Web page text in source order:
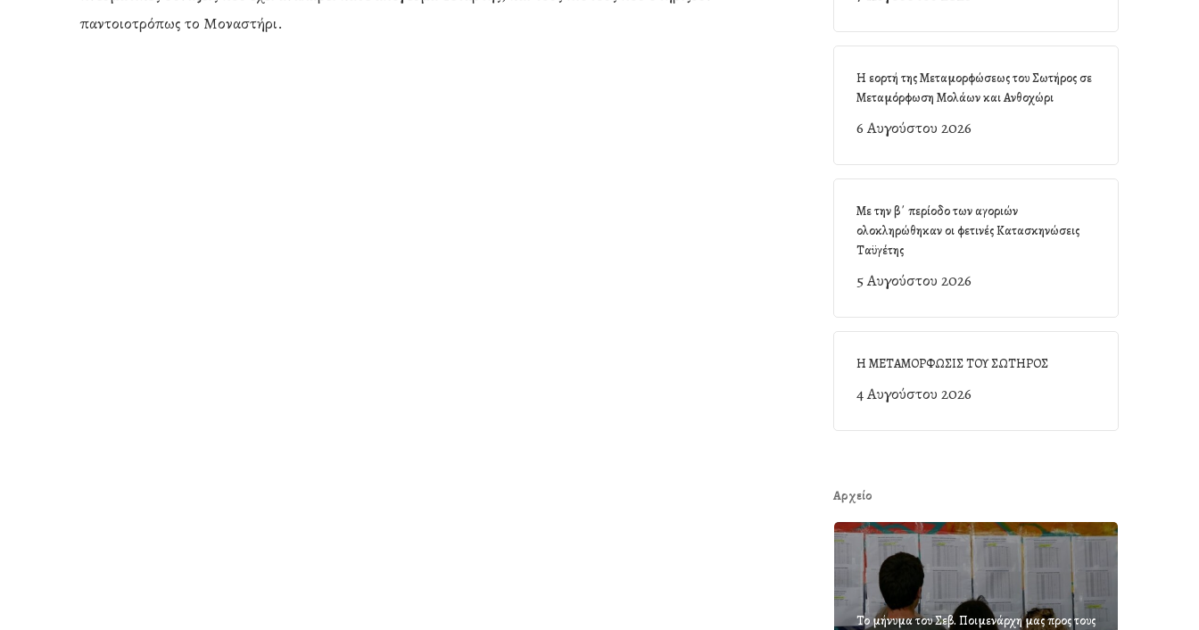
παντοιοτρόπως το Μοναστήρι.
Η εορτή της Μεταμορφώσεως του Σωτήρος σε
Μεταμόρφωση Μολάων και Ανθοχώρι
6 Αυγούστου 2026
Με την β΄ περίοδο των αγοριών
ολοκληρώθηκαν οι φετινές Κατασκηνώσεις
Ταϋγέτης
5 Αυγούστου 2026
Η ΜΕΤΑΜΟΡΦΩΣΙΣ ΤΟΥ ΣΩΤΗΡΟΣ
4 Αυγούστου 2026
Αρχείο
Το μήνυμα του Σεβ. Ποιμενάρχη μας προς τους